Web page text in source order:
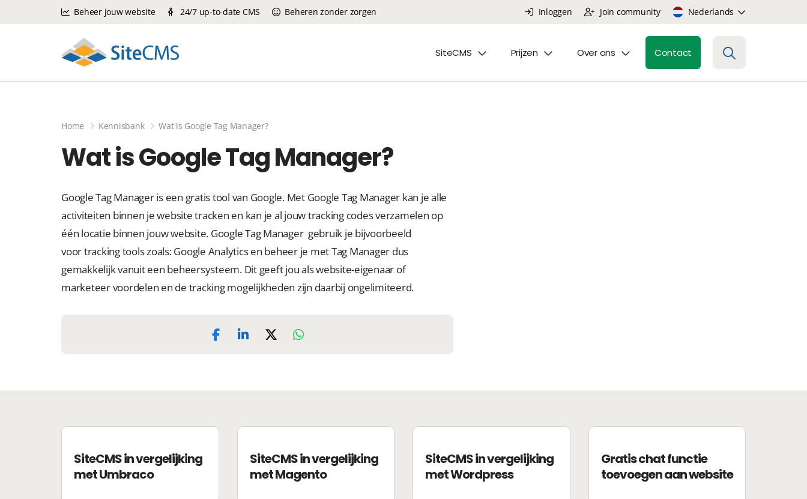
Home Kennisbank Wat is Google Tag Manager?
Wat is Google Tag Manager?
Google Tag Manager is een gratis tool van Google. Met Google Tag Manager kan je alle
activiteiten binnen je website tracken en kan je al jouw tracking codes verzamelen op
één locatie binnen jouw website. Google Tag Manager gebruik je bijvoorbeeld
voor tracking tools zoals: Google Analytics en beheer je met Tag Manager dus
gemakkelijk vanuit een beheersysteem. Dit geeft jou als website-eigenaar of
marketeer voordelen en de tracking mogelijkheden zijn daarbij ongelimiteerd.
SiteCMS in vergelijking
met Umbraco
SiteCMS in vergelijking
met Magento
SiteCMS in vergelijking
met Wordpress
Gratis chat functie
toevoegen aan website
Beheer jouw website 24/7 up-to-date CMS Beheren zonder zorgen Inloggen Join community Nederlands
SiteCMS Prijzen Over ons Contact